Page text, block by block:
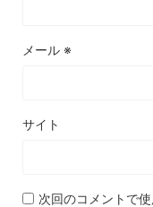
メール ※
サイト
次回のコメントで